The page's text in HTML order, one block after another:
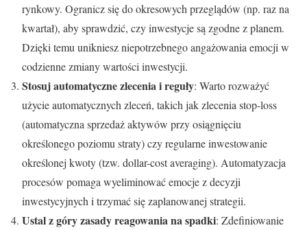
rynkowy. Ogranicz się do okresowych przeglądów (np. raz na
kwartał), aby sprawdzić, czy inwestycje są zgodne z planem.
Dzięki temu unikniesz niepotrzebnego angażowania emocji w
codzienne zmiany wartości inwestycji.
Stosuj automatyczne zlecenia i reguły: Warto rozważyć
użycie automatycznych zleceń, takich jak zlecenia stop-loss
(automatyczna sprzedaż aktywów przy osiągnięciu
określonego poziomu straty) czy regularne inwestowanie
określonej kwoty (tzw. dollar-cost averaging). Automatyzacja
procesów pomaga wyeliminować emocje z decyzji
inwestycyjnych i trzymać się zaplanowanej strategii.
Ustal z góry zasady reagowania na spadki: Zdefiniowanie